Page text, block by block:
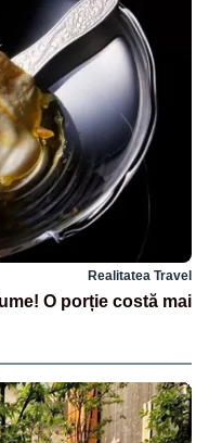
Realitatea Travel
O porție costă mai